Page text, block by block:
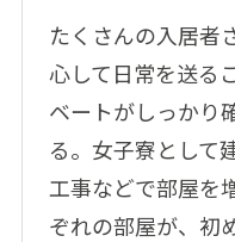
たくさんの入居者
心して日常を送る
ベートがしっかり
る。女子寮として
工事などで部屋を
ぞれの部屋が、初